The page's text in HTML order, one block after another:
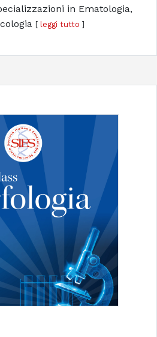
in Ematologia,
[ leggi tutto ]